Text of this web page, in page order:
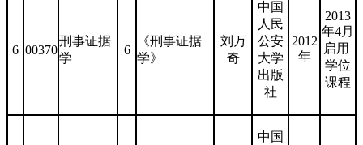
6 00370
刑事证据
学
6
《刑事证据
学》
刘万
奇
中国
人民
公安
大学
出版
社
2012
年
2013
年4月
启用
学位
课程
中国